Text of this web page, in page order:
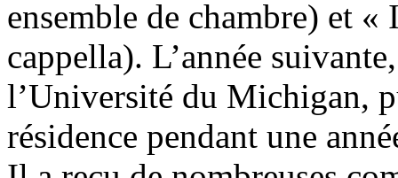
ensemble de chambre) et
cappella). L’année
l’Université du Michigan,
résidence pendant une